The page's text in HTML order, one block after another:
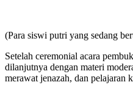
(Para siswi putri yang sedang
Setelah ceremonial acara
dilanjutnya dengan materi
merawat jenazah, dan pelajaran